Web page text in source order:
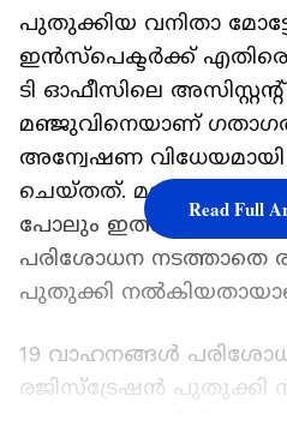
പുതുക്കിയ വനിതാ
ഇൻസ്പെക്ടർക്ക്
ടി ഓഫീസിലെ
മഞ്ജുവിനെയാണ്
അന്വേഷണ
ചെയ്തത്. മറ്റു
പോലും ഇത്തരത്തിൽ
പരിശോധന നടത്താതെ
പുതുക്കി
19 വാഹനങ്ങൾ
രജിസ്ട്രേഷൻ പുതുക്കി
Read Full